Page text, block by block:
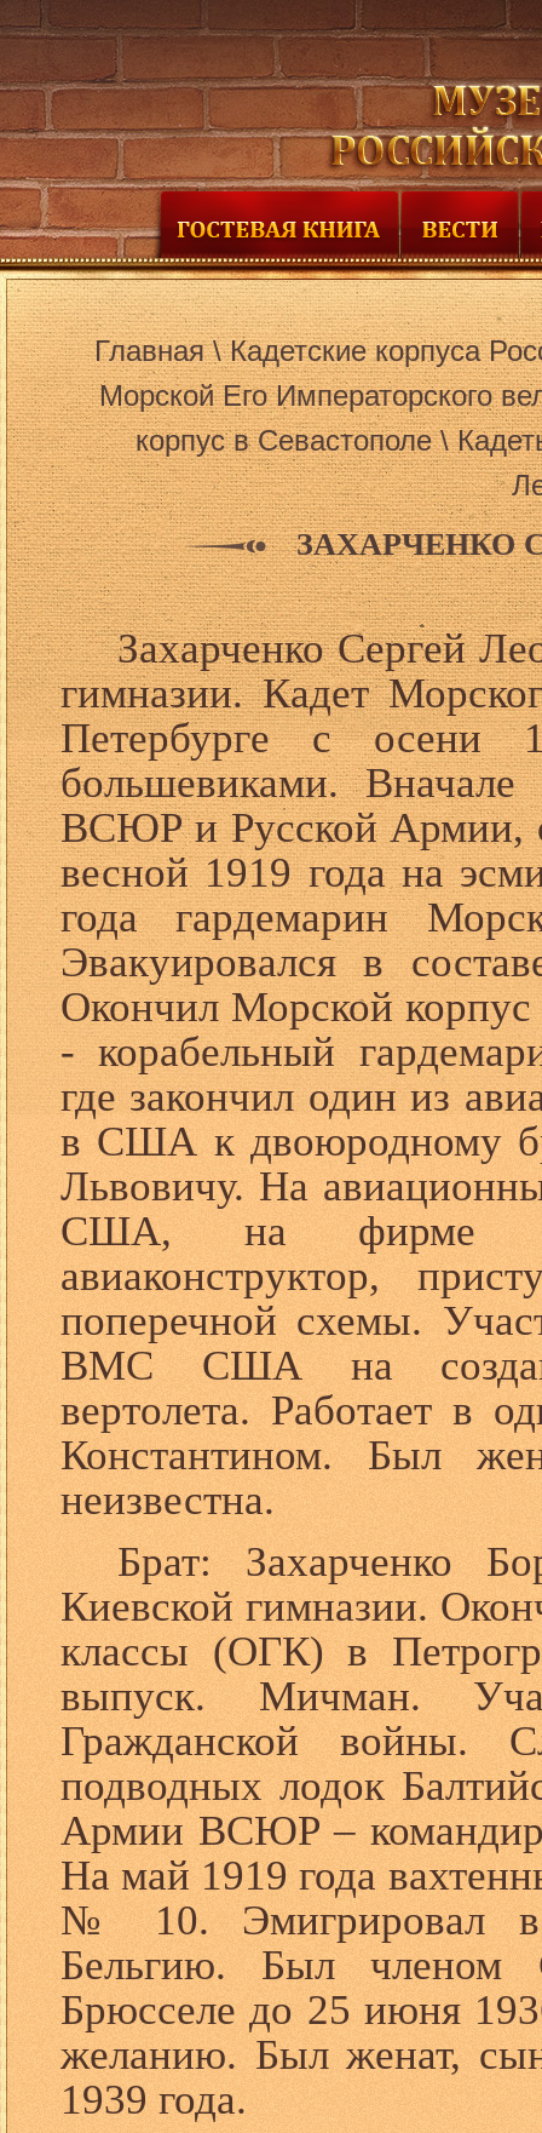
Главная\Кадетские корпуса
Морской Его Императорского
корпус в Севастополе\
ЗАХАРЧЕНКО
Захарченко Сергей
гимназии. Кадет
Петербурге с осени
большевиками.
ВСЮР и Русской Армии,
весной 1919 года на
года гардемарин
Эвакуировался в
Окончил Морской
- корабельный
где закончил один из
в США к двоюродному
Львовичу. На
США, на фирме
авиаконструктор,
поперечной схемы.
ВМС США на
вертолета. Работает в
Константином. Был
неизвестна.
Брат: Захарченко
Киевской гимназии.
классы (ОГК) в
выпуск. Мичман.
Гражданской войны.
подводных лодок
Армии ВСЮР – командир
На май 1919 года
№ 10. Эмигрировал в
Бельгию. Был членом
Брюсселе до 25 июня
желанию. Был женат,
1939 года.